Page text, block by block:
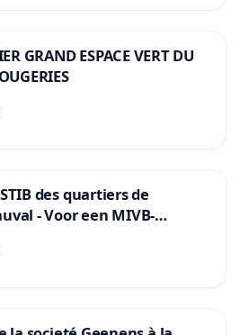
GRAND ESPACE VERT DU
des quartiers de
- Voor een MIVB-
Strombeek en Het